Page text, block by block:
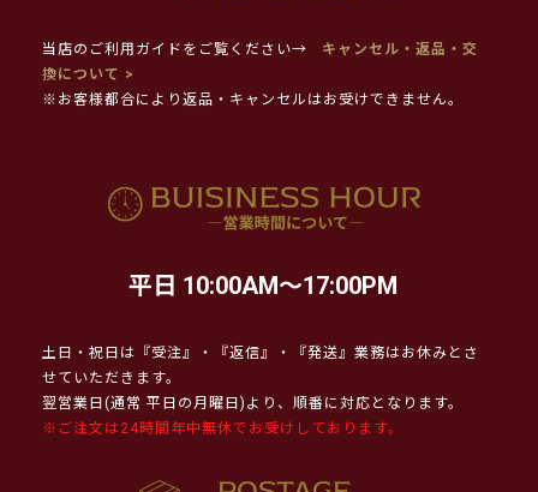
当店のご利用ガイドをご覧ください→
キャンセル・返品・交
換について >
※お客様都合により返品・キャンセルはお受けできません。
平日 10:00AM～17:00PM
土日・祝日は『受注』・『返信』・『発送』業務はお休みとさ
せていただきます。
翌営業日(通常 平日の月曜日)より、順番に対応となります。
※ご注文は24時間年中無休でお受けしております。